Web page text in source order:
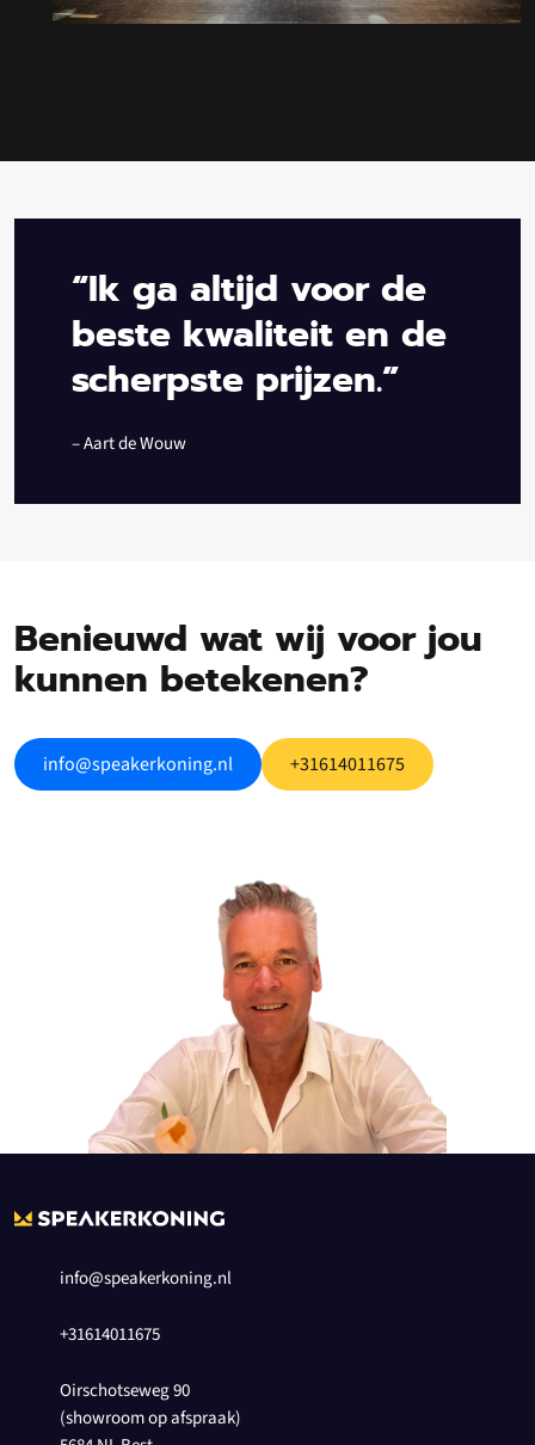
“Ik ga altijd voor de
beste kwaliteit en de
scherpste prijzen.”
– Aart de Wouw
Benieuwd wat wij voor jou
kunnen betekenen?
info@speakerkoning.nl +31614011675
info@speakerkoning.nl
+31614011675
Oirschotseweg 90
(showroom op afspraak)